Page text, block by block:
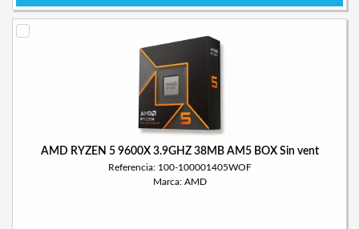
AMD RYZEN 5 9600X 3.9GHZ 38MB AM5 BOX Sin vent
Referencia: 100-100001405WOF
Marca: AMD